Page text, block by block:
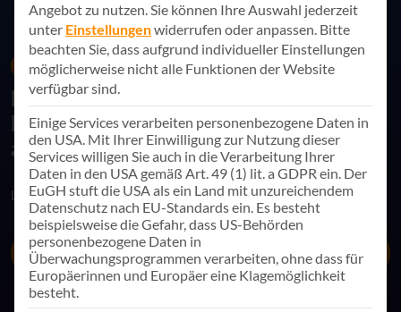
Online-Event 29. September 2026
Mit Daten mehr erreichen – Ihr
Einstieg in Power BI mit „Dashboard in
a Day“
Link teilen
Jetzt anmelden
Angebot zu nutzen.Sie können Ihre Auswahl jederzeit
unter Einstellungenwiderrufen oder anpassen. Bitte
beachten Sie, dass aufgrund individueller Einstellungen
möglicherweise nicht alle Funktionen der Website
verfügbar sind.
Einige Services verarbeiten personenbezogene Daten in
den USA. Mit Ihrer Einwilligung zur Nutzung dieser
Services willigen Sie auch in die Verarbeitung Ihrer
Daten in den USA gemäß Art. 49 (1) lit. a GDPR ein. Der
EuGH stuft die USA als ein Land mit unzureichendem
Datenschutz nach EU-Standards ein. Es besteht
beispielsweise die Gefahr, dass US-Behörden
personenbezogene Daten in
Überwachungsprogrammen verarbeiten, ohne dass für
Europäerinnen und Europäer eine Klagemöglichkeit
besteht.